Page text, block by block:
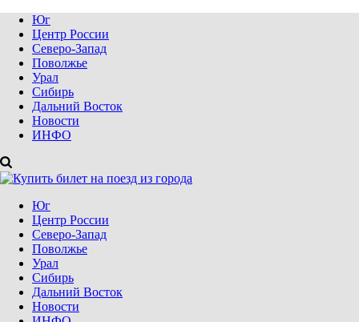
Юг
Центр России
Северо-Запад
Поволжье
Урал
Сибирь
Дальний Восток
Новости
ИНФО
Юг
Центр России
Северо-Запад
Поволжье
Урал
Сибирь
Дальний Восток
Новости